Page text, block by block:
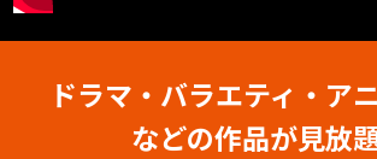
ドラマ・バラエティ・ア
などの作品が見放